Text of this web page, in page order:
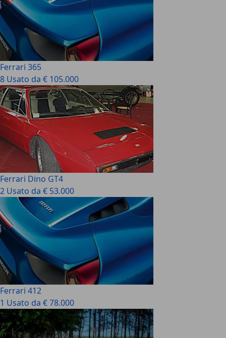
Ferrari 365
8 Usato da € 105.000
Ferrari Dino GT4
2 Usato da € 53.000
Ferrari 412
1 Usato da € 78.000